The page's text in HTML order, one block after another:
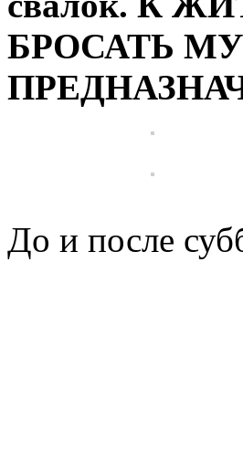
БРОСАТЬ
До и после